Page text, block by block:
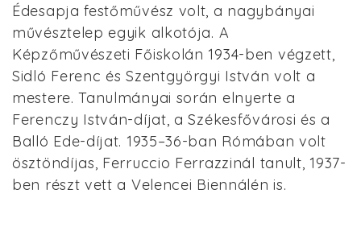
Édesapja festőművész volt, a nagybányai
művésztelep egyik alkotója. A
Képzőművészeti Főiskolán 1934-ben végzett,
Sidló Ferenc és Szentgyörgyi István volt a
mestere. Tanulmányai során elnyerte a
Ferenczy István-díjat, a Székesfővárosi és a
Balló Ede-díjat. 1935–36-ban Rómában volt
ösztöndíjas, Ferruccio Ferrazzinál tanult, 1937-
ben részt vett a Velencei Biennálén is.